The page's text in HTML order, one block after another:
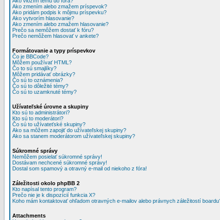
Ako zmením alebo zmažem príspevok?
Ako pridám podpis k môjmu príspevku?
Ako vytvorím hlasovanie?
Ako zmením alebo zmažem hlasovanie?
Prečo sa nemôžem dostať k fóru?
Prečo nemôžem hlasovať v ankete?
Formátovanie a typy príspevkov
Čo je BBCode?
Môžem používať HTML?
Čo to sú smajlíky?
Môžem pridávať obrázky?
Čo sú to oznámenia?
Čo sú to dôležité témy?
Čo sú to uzamknuté témy?
Užívateľské úrovne a skupiny
Kto sú to administrátori?
Kto sú to moderátori?
Čo sú to užívateťské skupiny?
Ako sa môžem zapojiť do užívateľskej skupiny?
Ako sa stanem moderátorom užívateľskej skupiny?
Súkromné správy
Nemôžem posielať súkromné správy!
Dostávam nechcené súkromné správy!
Dostal som spamový a otravný e-mail od niekoho z fóra!
Záležitosti okolo phpBB 2
Kto napísal tento program?
Prečo nie je k dispozícií funkcia X?
Koho mám kontaktovať ohľadom otravných e-mailov alebo právnych záležitostí
Attachments